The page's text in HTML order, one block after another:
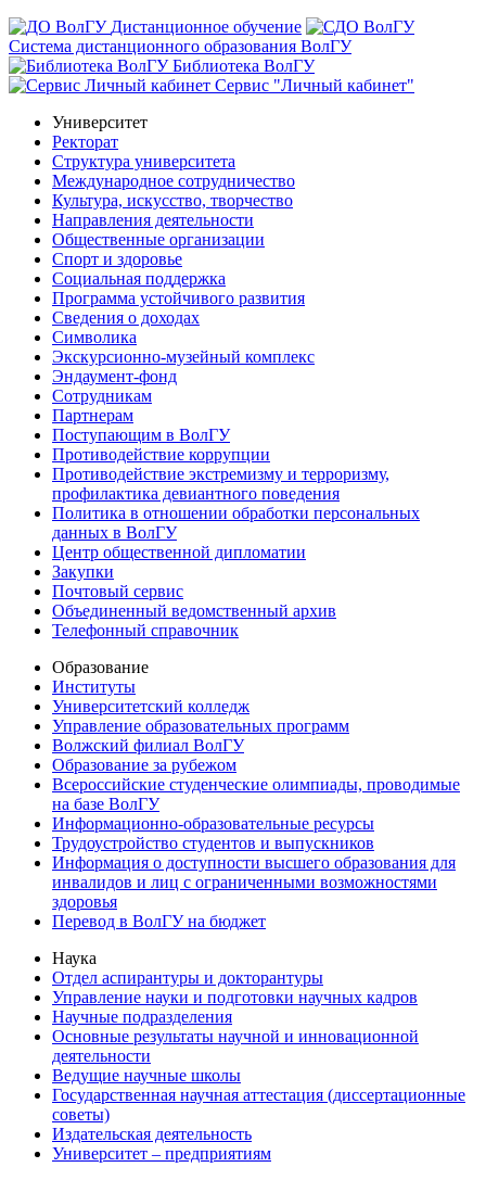
Дистанционное обучение
Система дистанционного образования ВолГУ
Библиотека ВолГУ
Сервис "Личный кабинет"
Университет
Ректорат
Структура университета
Международное сотрудничество
Культура, искусство, творчество
Направления деятельности
Общественные организации
Спорт и здоровье
Социальная поддержка
Программа устойчивого развития
Сведения о доходах
Символика
Экскурсионно-музейный комплекс
Эндаумент-фонд
Сотрудникам
Партнерам
Поступающим в ВолГУ
Противодействие коррупции
Противодействие экстремизму и терроризму,
профилактика девиантного поведения
Политика в отношении обработки персональных
данных в ВолГУ
Центр общественной дипломатии
Закупки
Почтовый сервис
Объединенный ведомственный архив
Телефонный справочник
Образование
Институты
Университетский колледж
Управление образовательных программ
Волжский филиал ВолГУ
Образование за рубежом
Всероссийские студенческие олимпиады, проводимые
на базе ВолГУ
Информационно-образовательные ресурсы
Трудоустройство студентов и выпускников
Информация о доступности высшего образования для
инвалидов и лиц с ограниченными возможностями
здоровья
Перевод в ВолГУ на бюджет
Наука
Отдел аспирантуры и докторантуры
Управление науки и подготовки научных кадров
Научные подразделения
Основные результаты научной и инновационной
деятельности
Ведущие научные школы
Государственная научная аттестация (диссертационные
советы)
Издательская деятельность
Университет – предприятиям